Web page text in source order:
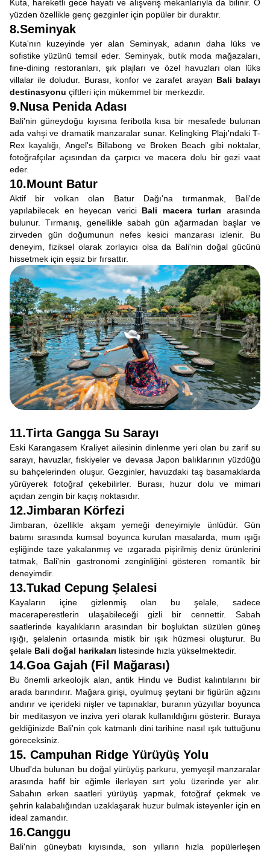
Kuta, hareketli gece hayatı ve alışveriş mekanlarıyla da bilinir. O
yüzden özellikle genç gezginler için popüler bir duraktır.
8.Seminyak
Kuta'nın kuzeyinde yer alan Seminyak, adanın daha lüks ve
sofistike yüzünü temsil eder. Seminyak, butik moda mağazaları,
fine-dining restoranları, şık plajları ve özel havuzları olan lüks
villalar ile doludur. Burası, konfor ve zarafet arayan Bali balayı
destinasyonu çiftleri için mükemmel bir merkezdir.
9.Nusa Penida Adası
Bali'nin güneydoğu kıyısına feribotla kısa bir mesafede bulunan
ada vahşi ve dramatik manzaralar sunar. Kelingking Plajı'ndaki T-
Rex kayalığı, Angel's Billabong ve Broken Beach gibi noktalar,
fotoğrafçılar açısından da çarpıcı ve macera dolu bir gezi vaat
eder.
10.Mount Batur
Aktif bir volkan olan Batur Dağı'na tırmanmak, Bali'de
yapılabilecek en heyecan verici Bali macera turları arasında
bulunur. Tırmanış, genellikle sabah gün ağarmadan başlar ve
zirveden gün doğumunun nefes kesici manzarası izlenir. Bu
deneyim, fiziksel olarak zorlayıcı olsa da Bali'nin doğal gücünü
hissetmek için eşsiz bir fırsattır.
11.Tirta Gangga Su Sarayı
Eski Karangasem Kraliyet ailesinin dinlenme yeri olan bu zarif su
sarayı, havuzlar, fıskiyeler ve devasa Japon balıklarının yüzdüğü
su bahçelerinden oluşur. Gezginler, havuzdaki taş basamaklarda
yürüyerek fotoğraf çekebilirler. Burası, huzur dolu ve mimari
açıdan zengin bir kaçış noktasıdır.
12.Jimbaran Körfezi
Jimbaran, özellikle akşam yemeği deneyimiyle ünlüdür. Gün
batımı sırasında kumsal boyunca kurulan masalarda, mum ışığı
eşliğinde taze yakalanmış ve ızgarada pişirilmiş deniz ürünlerini
tatmak, Bali'nin gastronomi zenginliğini gösteren romantik bir
deneyimdir.
13.Tukad Cepung Şelalesi
Kayaların içine gizlenmiş olan bu şelale, sadece
maceraperestlerin ulaşabileceği gizli bir cennettir. Sabah
saatlerinde kayalıkların arasından bir boşluktan süzülen güneş
ışığı, şelalenin ortasında mistik bir ışık hüzmesi oluşturur. Bu
şelale Bali doğal harikaları listesinde hızla yükselmektedir.
14.Goa Gajah (Fil Mağarası)
Bu önemli arkeolojik alan, antik Hindu ve Budist kalıntılarını bir
arada barındırır. Mağara girişi, oyulmuş şeytani bir figürün ağzını
andırır ve içerideki nişler ve tapınaklar, buranın yüzyıllar boyunca
bir meditasyon ve inziva yeri olarak kullanıldığını gösterir. Buraya
geldiğinizde Bali'nin çok katmanlı dini tarihine nasıl ışık tuttuğunu
göreceksiniz.
15. Campuhan Ridge Yürüyüş Yolu
Ubud'da bulunan bu doğal yürüyüş parkuru, yemyeşil manzaralar
arasında hafif bir eğimle ilerleyen sırt yolu üzerinde yer alır.
Sabahın erken saatleri yürüyüş yapmak, fotoğraf çekmek ve
şehrin kalabalığından uzaklaşarak huzur bulmak isteyenler için en
ideal zamandır.
16.Canggu
Bali'nin güneybatı kıyısında, son yılların hızla popülerleşen